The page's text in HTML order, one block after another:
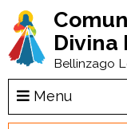
Divina
Bellinzago
Menu